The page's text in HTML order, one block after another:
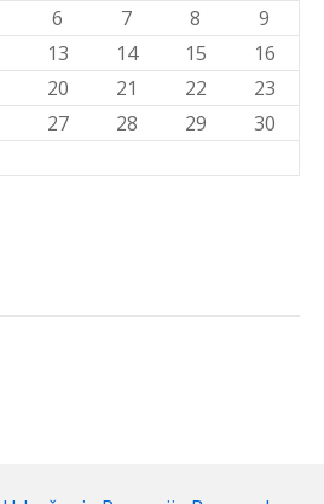
6 7 8
9
13 14 15
16
20 21 22
23
27 28 29
30